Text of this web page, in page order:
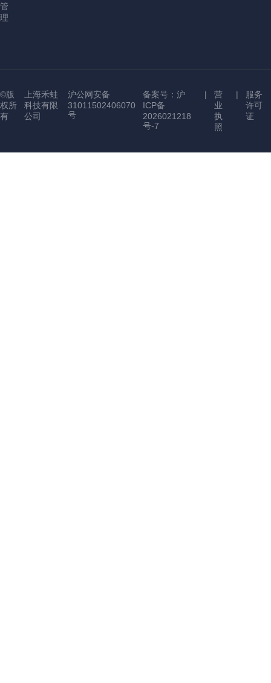
管
理
©版
权所
有
上海禾蛙
科技有限
公司
沪公网安备
31011502406070
号
备案号：沪
ICP备
2026021218
号-7
|
营
业
执
照
|
服务
许可
证